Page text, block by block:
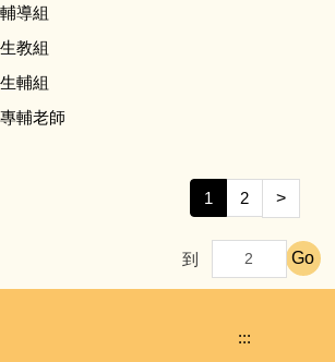
教學活動專區
學生事務專區
家庭教育專區
輔導組
生教組
生輔組
專輔老師
1 2 >
到 Go
:::